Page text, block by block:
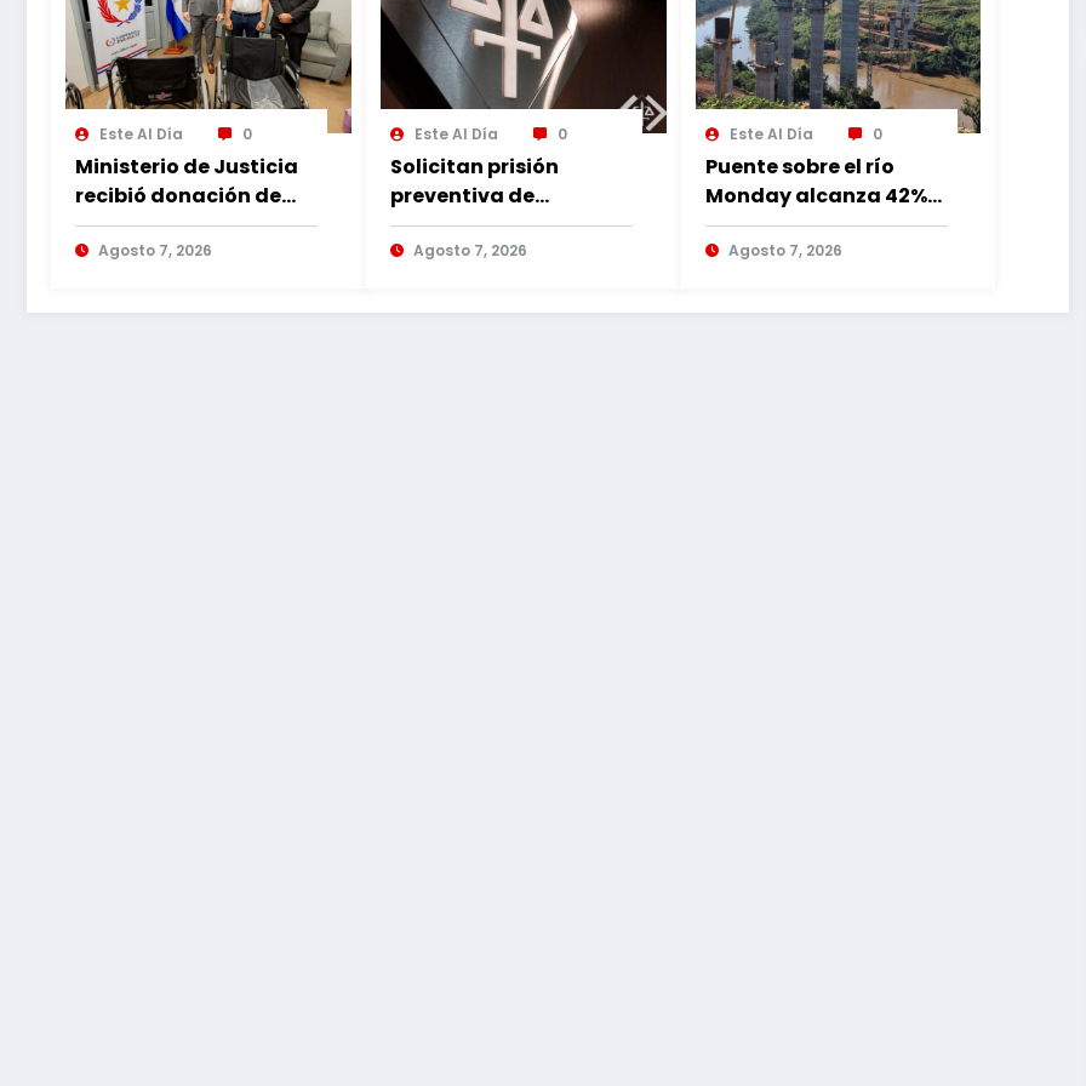
Este Al Día 0
Ministerio de Justicia
recibió donación de
sillas de ruedas para
internos vulnerables
Agosto 7, 2026
Este Al Día 0
Solicitan prisión
preventiva de
imputado por
violencia familia
Agosto 7, 2026
Este Al Día 0
Puente sobre el río
Monday alcanza 42%
de avance con
trabajos continuos
Agosto 7, 2026